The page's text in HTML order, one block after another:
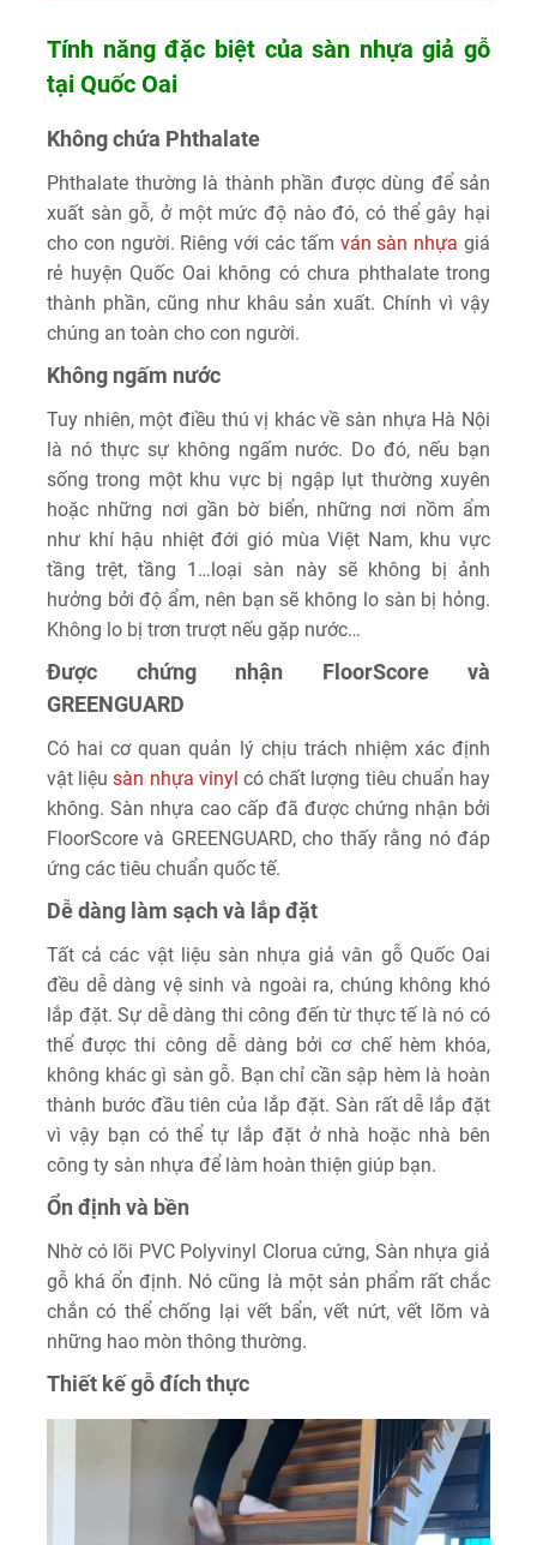
Tính năng đặc biệt của sàn nhựa giả gỗ
tại Quốc Oai
Không chứa Phthalate
Phthalate thường là thành phần được dùng để sản
xuất sàn gỗ, ở một mức độ nào đó, có thể gây hại
cho con người. Riêng với các tấm ván sàn nhựa giá
rẻ huyện Quốc Oai không có chưa phthalate trong
thành phần, cũng như khâu sản xuất. Chính vì vậy
chúng an toàn cho con người.
Không ngấm nước
Tuy nhiên, một điều thú vị khác về sàn nhựa Hà Nội
là nó thực sự không ngấm nước. Do đó, nếu bạn
sống trong một khu vực bị ngập lụt thường xuyên
hoặc những nơi gần bờ biển, những nơi nồm ẩm
như khí hậu nhiệt đới gió mùa Việt Nam, khu vực
tầng trệt, tầng 1…loại sàn này sẽ không bị ảnh
hưởng bởi độ ẩm, nên bạn sẽ không lo sàn bị hỏng.
Không lo bị trơn trượt nếu gặp nước…
Được chứng nhận FloorScore và
GREENGUARD
Có hai cơ quan quản lý chịu trách nhiệm xác định
vật liệusàn nhựa vinyl có chất lượng tiêu chuẩn hay
không. Sàn nhựa cao cấp đã được chứng nhận bởi
FloorScore và GREENGUARD, cho thấy rằng nó đáp
ứng các tiêu chuẩn quốc tế.
Dễ dàng làm sạch và lắp đặt
Tất cả các vật liệu sàn nhựa giả vân gỗ Quốc Oai
đều dễ dàng vệ sinh và ngoài ra, chúng không khó
lắp đặt. Sự dễ dàng thi công đến từ thực tế là nó có
thể được thi công dễ dàng bởi cơ chế hèm khóa,
không khác gì sàn gỗ. Bạn chỉ cần sập hèm là hoàn
thành bước đầu tiên của lắp đặt. Sàn rất dễ lắp đặt
vì vậy bạn có thể tự lắp đặt ở nhà hoặc nhà bên
công ty sàn nhựa để làm hoàn thiện giúp bạn.
Ổn định và bền
Nhờ có lõi PVC Polyvinyl Clorua cứng, Sàn nhựa giả
gỗ khá ổn định. Nó cũng là một sản phẩm rất chắc
chắn có thể chống lại vết bẩn, vết nứt, vết lõm và
những hao mòn thông thường.
Thiết kế gỗ đích thực